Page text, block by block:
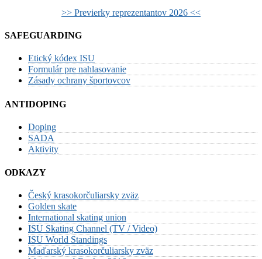
>> Previerky reprezentantov 2026 <<
SAFEGUARDING
Etický kódex ISU
Formulár pre nahlasovanie
Zásady ochrany športovcov
ANTIDOPING
Doping
SADA
Aktivity
ODKAZY
Český krasokorčuliarsky zväz
Golden skate
International skating union
ISU Skating Channel (TV / Video)
ISU World Standings
Maďarský krasokorčuliarsky zväz